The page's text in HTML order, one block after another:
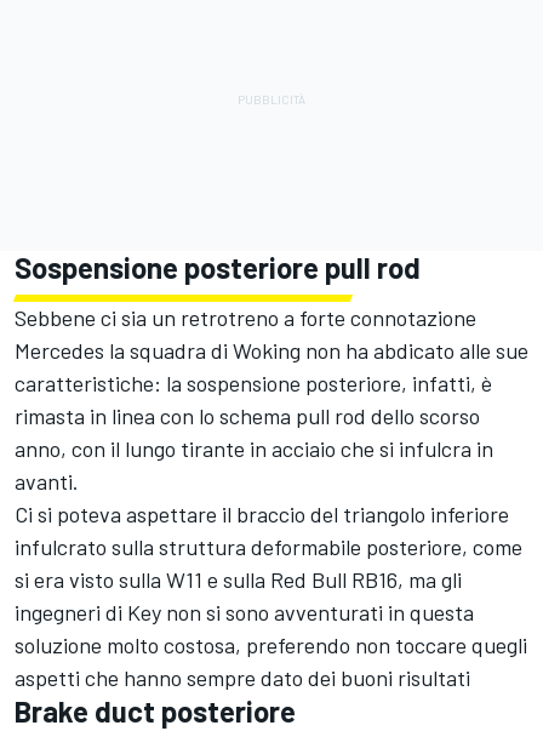
Sospensione posteriore pull rod
Sebbene ci sia un retrotreno a forte connotazione
Mercedes la squadra di Woking non ha abdicato alle sue
caratteristiche: la sospensione posteriore, infatti, è
rimasta in linea con lo schema pull rod dello scorso
anno, con il lungo tirante in acciaio che si infulcra in
avanti.
Ci si poteva aspettare il braccio del triangolo inferiore
infulcrato sulla struttura deformabile posteriore, come
si era visto sulla W11 e sulla Red Bull RB16, ma gli
ingegneri di Key non si sono avventurati in questa
soluzione molto costosa, preferendo non toccare quegli
aspetti che hanno sempre dato dei buoni risultati
Brake duct posteriore